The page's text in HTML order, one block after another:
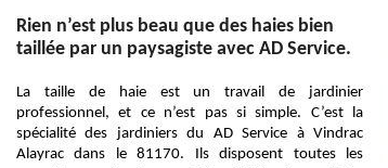
Rien n’est plus beau que des haies bien
taillée par un paysagiste avec AD Service.
La taille de haie est un travail de jardinier
professionnel, et ce n’est pas si simple. C’est la
spécialité des jardiniers du AD Service à Vindrac
Alayrac dans le 81170. Ils disposent toutes les